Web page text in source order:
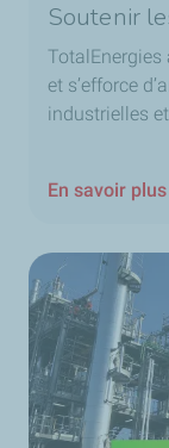
Soutenir
et s’efforce
industrielles
En savoir plus